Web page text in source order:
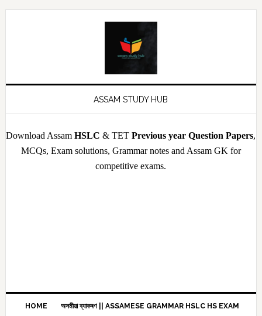
Skip
Skip
Skip
Skip
ASSAM STUDY HUB
Download AssamHSLC & TETPrevious year Question Papers,
MCQs, Exam solutions, Grammar notes and Assam GK for
competitive exams.
HOME অসমীয়া ব্যাকৰণ || ASSAMESE GRAMMAR HSLC HS EXAM